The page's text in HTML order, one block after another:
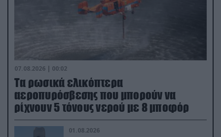
07.08.2026 | 00:02
Τα ρωσικά ελικόπτερα
αεροπυρόσβεσης που μπορούν να
ρίχνουν 5 τόνους νερού με 8 μποφόρ
01.08.2026